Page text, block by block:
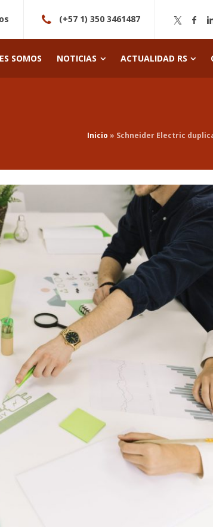
(+57 1) 350 3461487
SOMOS NOTICIAS ACTUALIDAD RS
Inicio » Schneider Electric